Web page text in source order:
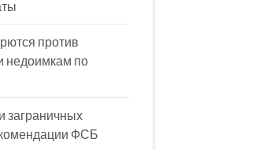
против
недоимкам по
заграничных
ФСБ